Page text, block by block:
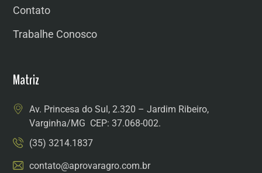
Contato
Trabalhe Conosco
Matriz
Av. Princesa do Sul, 2.320 – Jardim Ribeiro,
Varginha/MG CEP: 37.068-002.
(35) 3214.1837
contato@aprovaragro.com.br